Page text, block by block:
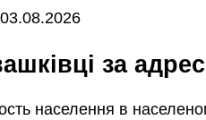
за
населення в